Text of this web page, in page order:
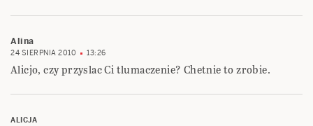
Alina
24 SIERPNIA 2010 13:26
Alicjo, czy przyslac Ci tlumaczenie? Chetnie to zrobie.
ALICJA